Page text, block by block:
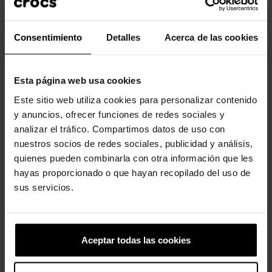
Consentimiento Detalles Acerca de las cookies
Esta página web usa cookies
Este sitio web utiliza cookies para personalizar contenido
y anuncios, ofrecer funciones de redes sociales y
analizar el tráfico. Compartimos datos de uso con
nuestros socios de redes sociales, publicidad y análisis,
quienes pueden combinarla con otra información que les
hayas proporcionado o que hayan recopilado del uso de
sus servicios.
Aceptar todas las cookies
Los clientes que compraron este
-20% -20%
74,90 € 59,92 €